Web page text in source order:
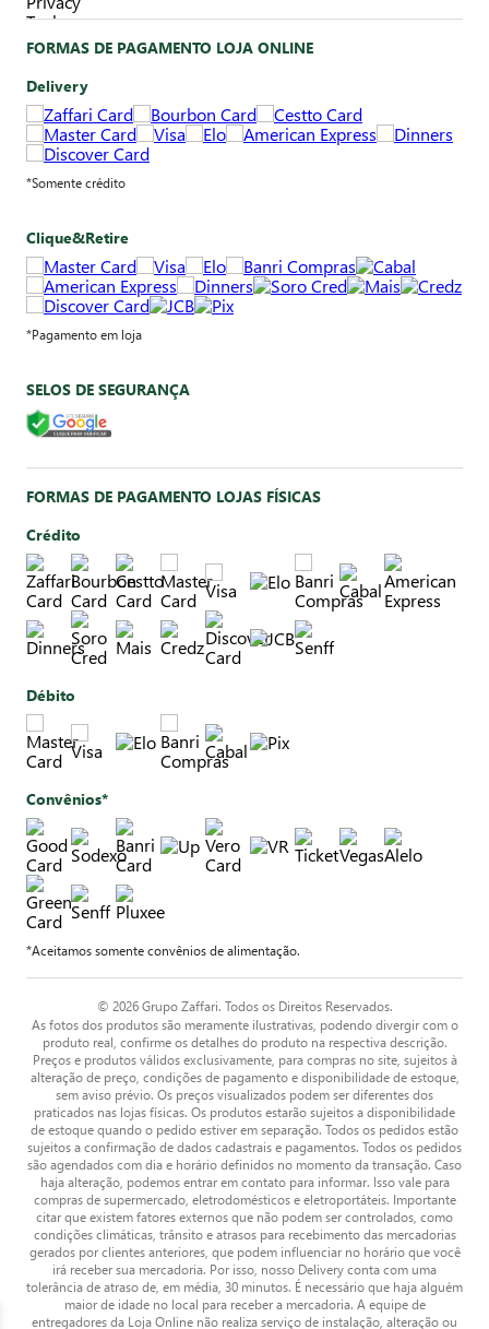
FORMAS DE PAGAMENTO LOJA ONLINE
Delivery
*Somente crédito
Clique&Retire
*Pagamento em loja
SELOS DE SEGURANÇA
FORMAS DE PAGAMENTO LOJAS FÍSICAS
Crédito
Débito
Convênios*
*Aceitamos somente convênios de alimentação.
© 2026 Grupo Zaffari. Todos os Direitos Reservados.
As fotos dos produtos são meramente ilustrativas, podendo divergir com o
produto real, confirme os detalhes do produto na respectiva descrição.
Preços e produtos válidos exclusivamente, para compras no site, sujeitos à
alteração de preço, condições de pagamento e disponibilidade de estoque,
sem aviso prévio. Os preços visualizados podem ser diferentes dos
praticados nas lojas físicas. Os produtos estarão sujeitos a disponibilidade
de estoque quando o pedido estiver em separação. Todos os pedidos estão
sujeitos a confirmação de dados cadastrais e pagamentos. Todos os pedidos
são agendados com dia e horário definidos no momento da transação. Caso
haja alteração, podemos entrar em contato para informar. Isso vale para
compras de supermercado, eletrodomésticos e eletroportáteis. Importante
citar que existem fatores externos que não podem ser controlados, como
condições climáticas, trânsito e atrasos para recebimento das mercadorias
gerados por clientes anteriores, que podem influenciar no horário que você
irá receber sua mercadoria. Por isso, nosso Delivery conta com uma
tolerância de atraso de, em média, 30 minutos. É necessário que haja alguém
maior de idade no local para receber a mercadoria. A equipe de
entregadores da Loja Online não realiza serviço de instalação, alteração ou